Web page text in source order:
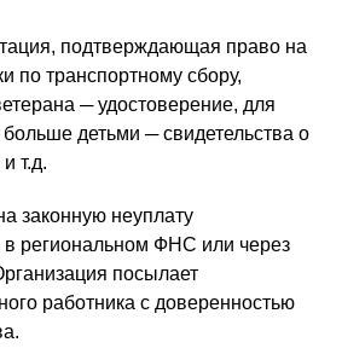
подтверждающая право на
по транспортному сбору,
─ удостоверение, для
детьми ─ свидетельства о
т.д.
законную неуплату
региональном ФНС или через
посылает
работника с доверенностью